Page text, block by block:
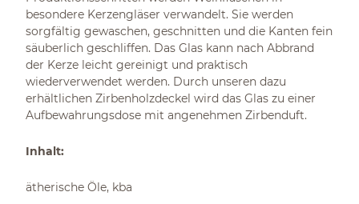
besondere Kerzengläser verwandelt. Sie werden
sorgfältig gewaschen, geschnitten und die Kanten fein
säuberlich geschliffen. Das Glas kann nach Abbrand
der Kerze leicht gereinigt und praktisch
wiederverwendet werden. Durch unseren dazu
erhältlichen Zirbenholzdeckel wird das Glas zu einer
Aufbewahrungsdose mit angenehmen Zirbenduft.
Inhalt:
ätherische Öle, kba